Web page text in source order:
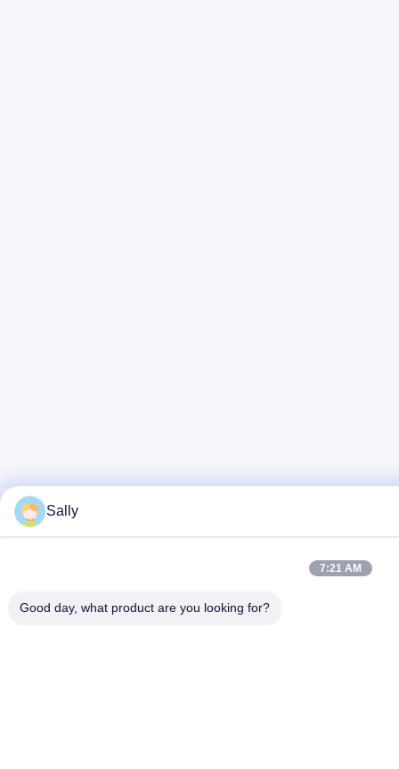
Sally
7:21 AM
Good day, what product are you looking for?